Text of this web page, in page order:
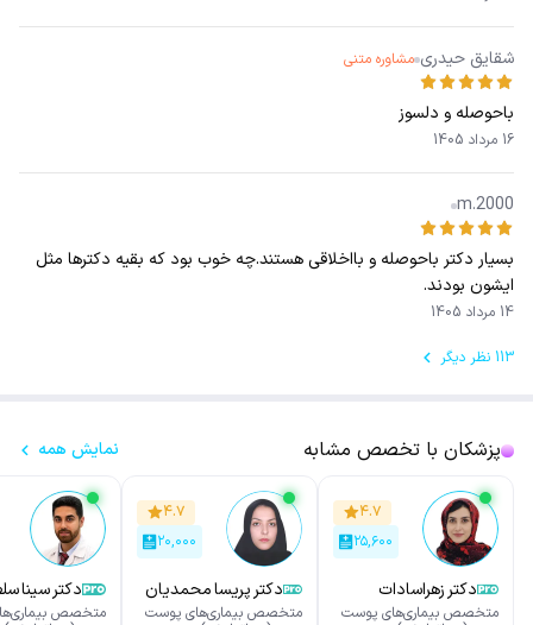
شقایق حیدری مشاوره متنی
باحوصله و دلسوز
16 مرداد 1405
m.2000
بسیار دکتر باحوصله و بااخلاقی هستند.چه خوب بود که بقیه دکترها مثل
ایشون بودند.
14 مرداد 1405
113 نظر دیگر
پزشکان با تخصص مشابه نمایش همه
۴.۷
۲۵,۶۰۰
دکتر زهراسادات
سیدحسینی
متخصص بیماری‌های پوست
۴.۷
۲۰,۰۰۰
دکتر پریسا محمدیان
دهکردی
متخصص بیماری‌های پوست
دکتر سینا
حبیبمتخصص